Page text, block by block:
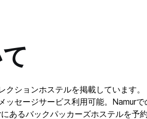
ションホステルを掲載しています
ッセージサービス利用可能。Namur
あるバックパッカーズホステルを予